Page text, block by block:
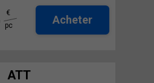
€
pc
Acheter
ATT